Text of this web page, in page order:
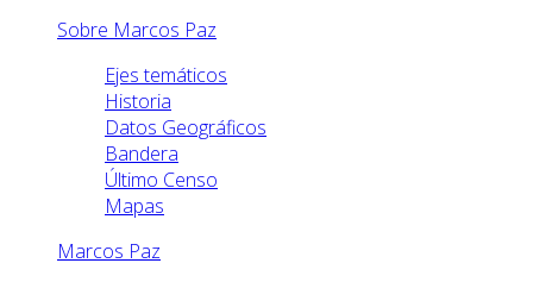
Sobre Marcos Paz
Ejes temáticos
Historia
Datos Geográficos
Bandera
Último Censo
Mapas
Marcos Paz